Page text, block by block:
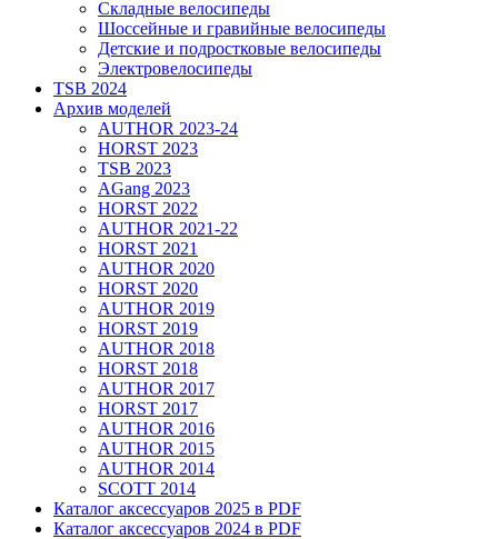
Складные велосипеды
Шоссейные и гравийные велосипеды
Детские и подростковые велосипеды
Электровелосипеды
TSB 2024
Архив моделей
AUTHOR 2023-24
HORST 2023
TSB 2023
AGang 2023
HORST 2022
AUTHOR 2021-22
HORST 2021
AUTHOR 2020
HORST 2020
AUTHOR 2019
HORST 2019
AUTHOR 2018
HORST 2018
AUTHOR 2017
HORST 2017
AUTHOR 2016
AUTHOR 2015
AUTHOR 2014
SCOTT 2014
Каталог аксессуаров 2025 в PDF
Каталог аксессуаров 2024 в PDF